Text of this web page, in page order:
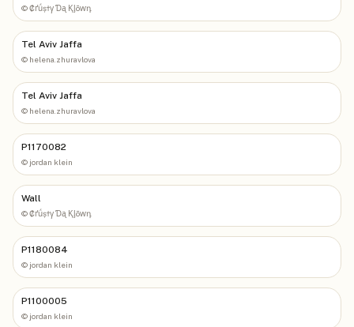
©₡ґǘșϯγ Ɗᶏ Ⱪᶅṏⱳդ
Tel Aviv Jaffa
© helena.zhuravlova
Tel Aviv Jaffa
© helena.zhuravlova
P1170082
© jordan klein
Wall
©₡ґǘșϯγ Ɗᶏ Ⱪᶅṏⱳդ
P1180084
© jordan klein
P1100005
© jordan klein